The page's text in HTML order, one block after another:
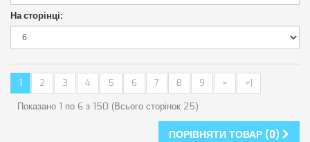
На сторінці:
1 2 3 4 5 6 7 8 9 >
>|
Показано 1 по 6 з 150 (Всього сторінок 25)
ПОРІВНЯТИ ТОВАР (0)